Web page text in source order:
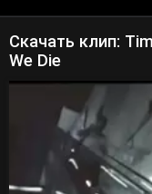
Скачать клип:
We Die